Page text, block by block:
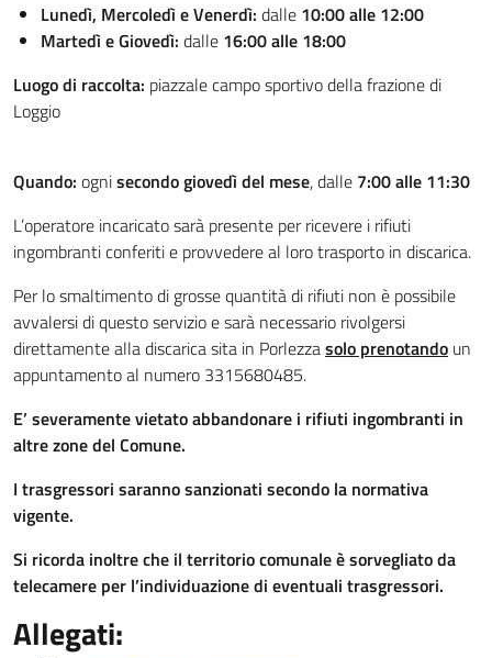
Lunedì, Mercoledì e Venerdì: dalle 10:00 alle 12:00
Martedì e Giovedì: dalle 16:00 alle 18:00
Luogo di raccolta: piazzale campo sportivo della frazione di
Loggio
Quando: ognisecondo giovedì del mese, dalle 7:00 alle 11:30
L’operatore incaricato sarà presente per ricevere i rifiuti
ingombranti conferiti e provvedere al loro trasporto in discarica.
Per lo smaltimento di grosse quantità di rifiuti non è possibile
avvalersi di questo servizio e sarà necessario rivolgersi
direttamente alla discarica sita in Porlezzasolo prenotando un
appuntamento al numero 3315680485.
E’ severamente vietato abbandonare i rifiuti ingombranti in
altre zone del Comune.
I trasgressori saranno sanzionati secondo la normativa
vigente.
Si ricorda inoltre che il territorio comunale è sorvegliato da
telecamere per l’individuazione di eventuali trasgressori.
Allegati: